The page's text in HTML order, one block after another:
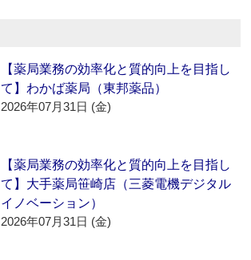
【薬局業務の効率化と質的向上を目指し
て】わかば薬局（東邦薬品）
2026年07月31日 (金)
【薬局業務の効率化と質的向上を目指し
て】大手薬局笹崎店（三菱電機デジタル
イノベーション）
2026年07月31日 (金)